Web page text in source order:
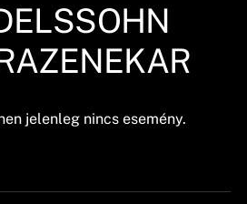
jelenleg nincs esemény.